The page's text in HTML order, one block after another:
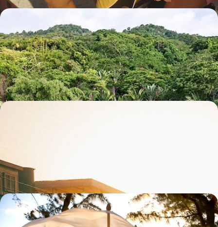
De Tananarive à l'île de Nosy Komba - Madagascar
en refuges choisis
Tananarive, la terre, les lémuriens et leur monde, quatre jours au bord
de l’eau : un voyage au diapason de la Grande Île
14 jours, de 6900 à 8500 €
8 jours, de 5200 à 7000 €
La Réunion et Maurice - Noces d’exception dans
l’océan Indien